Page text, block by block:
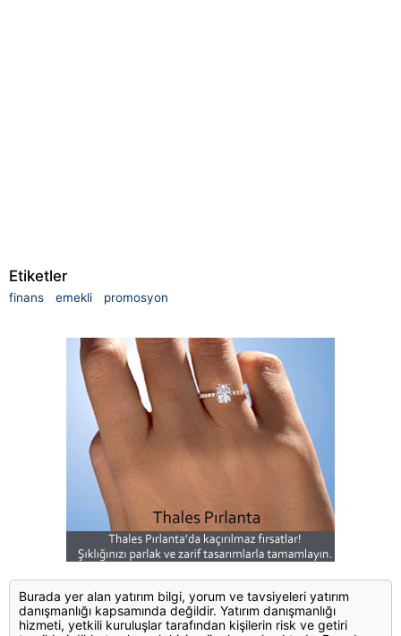
Etiketler
finans emekli promosyon
Burada yer alan yatırım bilgi, yorum ve tavsiyeleri yatırım
danışmanlığı kapsamında değildir. Yatırım danışmanlığı
hizmeti, yetkili kuruluşlar tarafından kişilerin risk ve getiri